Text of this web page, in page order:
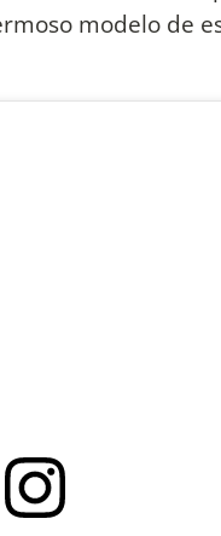
modelo de